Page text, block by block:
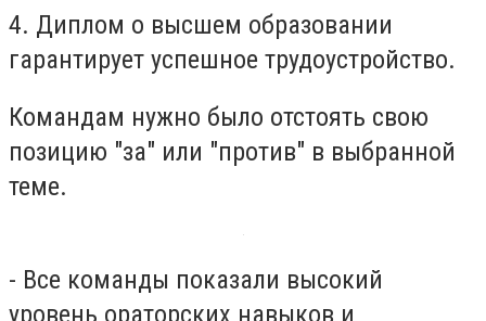
4. Диплом о высшем образовании
гарантирует успешное трудоустройство.
Командам нужно было отстоять свою
позицию "за" или "против" в выбранной
теме.
- Все команды показали высокий
уровень ораторских навыков и